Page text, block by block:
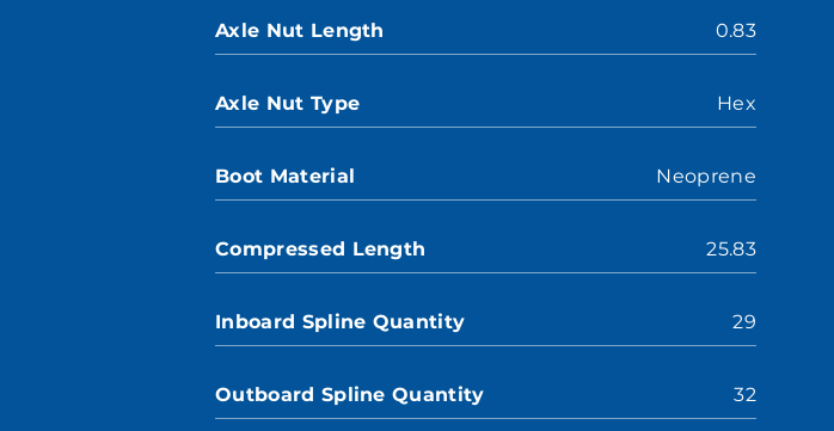
Axle Nut Length 0.83
Axle Nut Type Hex
Boot Material Neoprene
Compressed Length 25.83
Inboard Spline Quantity 29
Outboard Spline Quantity 32